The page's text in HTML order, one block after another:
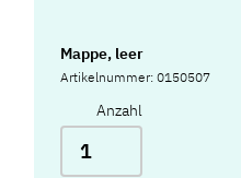
Mappe, leer
Artikelnummer: 0150507
Anzahl